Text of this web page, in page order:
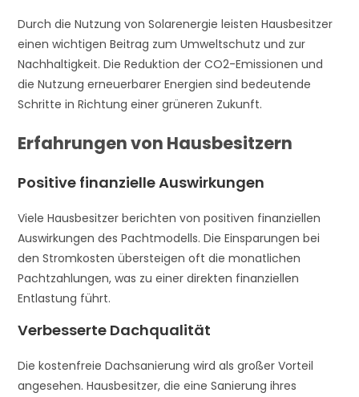
Durch die Nutzung von Solarenergie leisten Hausbesitzer
einen wichtigen Beitrag zum Umweltschutz und zur
Nachhaltigkeit. Die Reduktion der CO2-Emissionen und
die Nutzung erneuerbarer Energien sind bedeutende
Schritte in Richtung einer grüneren Zukunft.
Erfahrungen von Hausbesitzern
Positive finanzielle Auswirkungen
Viele Hausbesitzer berichten von positiven finanziellen
Auswirkungen des Pachtmodells. Die Einsparungen bei
den Stromkosten übersteigen oft die monatlichen
Pachtzahlungen, was zu einer direkten finanziellen
Entlastung führt.
Verbesserte Dachqualität
Die kostenfreie Dachsanierung wird als großer Vorteil
angesehen. Hausbesitzer, die eine Sanierung ihres